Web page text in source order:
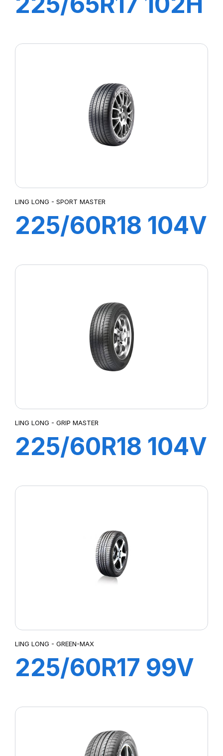
LING LONG - SPORT MASTER
225/60R18 104V
LING LONG - GRIP MASTER
225/60R18 104V
LING LONG - GREEN-MAX
225/60R17 99V
4X4 HP